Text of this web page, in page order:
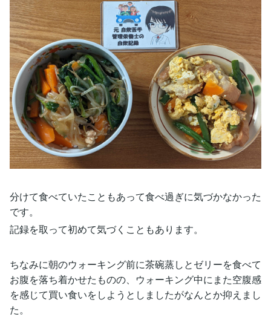
分けて食べていたこともあって食べ過ぎに気づかなかった
です。
記録を取って初めて気づくこともあります。
ちなみに朝のウォーキング前に茶碗蒸しとゼリーを食べて
お腹を落ち着かせたものの、ウォーキング中にまた空腹感
を感じて買い食いをしようとしましたがなんとか抑えまし
た。